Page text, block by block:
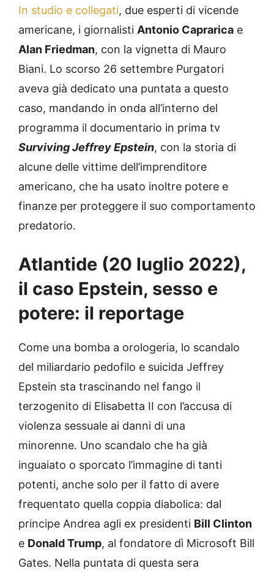
In studio e collegati, due esperti di vicende
americane, i giornalisti Antonio Caprarica e
Alan Friedman, con la vignetta di Mauro
Biani. Lo scorso 26 settembre Purgatori
aveva già dedicato una puntata a questo
caso, mandando in onda all’interno del
programma il documentario in prima tv
Surviving Jeffrey Epstein, con la storia di
alcune delle vittime dell’imprenditore
americano, che ha usato inoltre potere e
finanze per proteggere il suo comportamento
predatorio.
Atlantide (20 luglio 2022),
il caso Epstein, sesso e
potere: il reportage
Come una bomba a orologeria, lo scandalo
del miliardario pedofilo e suicida Jeffrey
Epstein sta trascinando nel fango il
terzogenito di Elisabetta II con l’accusa di
violenza sessuale ai danni di una
minorenne. Uno scandalo che ha già
inguaiato o sporcato l’immagine di tanti
potenti, anche solo per il fatto di avere
frequentato quella coppia diabolica: dal
principe Andrea agli ex presidenti Bill Clinton
e Donald Trump, al fondatore dì Microsoft Bill
Gates. Nella puntata di questa sera